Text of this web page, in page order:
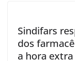
Sindifars
dos
a hora